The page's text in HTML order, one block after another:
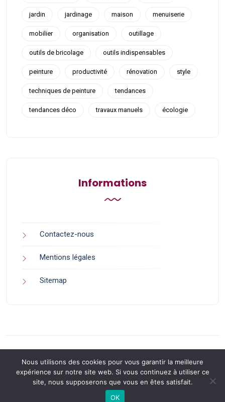
jardin jardinage maison menuiserie
mobilier organisation outillage
outils de bricolage outils indispensables
peinture productivité rénovation style
techniques de peinture tendances
tendances déco travaux manuels écologie
Informations
Contactez-nous
Mentions légales
Sitemap
Back to Top
Nous utilisons des cookies pour vous garantir la meilleure
expérience sur notre site web. Si vous continuez à utiliser ce
site, nous supposerons que vous en êtes satisfait.
OK